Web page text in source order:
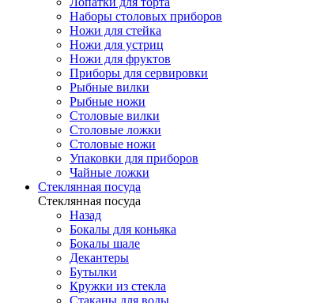
Наборы столовых приборов
Ножи для стейка
Ножи для устриц
Ножи для фруктов
Приборы для сервировки
Рыбные вилки
Рыбные ножи
Столовые вилки
Столовые ложки
Столовые ножи
Упаковки для приборов
Чайные ложки
Стеклянная посуда
Стеклянная посуда
Назад
Бокалы для коньяка
Бокалы шале
Декантеры
Бутылки
Кружки из стекла
Стаканы для воды